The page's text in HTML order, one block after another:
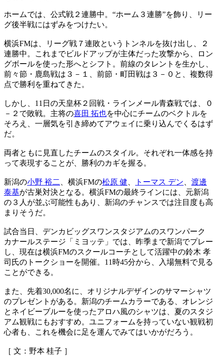
ホームでは、公式戦２連勝中。“ホーム３連勝”を飾り、リー
グ後半戦にはずみをつけたい。
横浜FMは、リーグ戦７連敗というトンネルを抜け出し、２
連勝中。これまでビルドアップが主体だった攻撃から、ロン
グボールを使った形へとシフト。前線のタレントを生かし、
前々節・鹿島戦は３－１、前節・町田戦は３－０と、複数得
点で勝利を重ねてきた。
しかし、11日の天皇杯２回戦・ラインメール青森戦では、０
－２で敗戦。主将の喜田 拓也を中心にチームのベクトルを
そろえ、一層気を引き締めてアウェイに乗り込んでくるはず
だ。
両者ともに見直したチームのスタイル。それぞれ一体感を持
って表現することが、勝利のカギを握る。
新潟の小野 裕二 、横浜FMの松原 健 トーマス デン
渡邊
泰基が古巣対決となる。横浜FMの最終ラインには、元新潟
の３人が並ぶ可能性もあり、新潟のチャンスでは注目度も高
まりそうだ。
試合当日、デンカビッグスワンスタジアムのスワンパーク
カナールステージ「ミヨッテ」では、昨季まで新潟でプレー
し、現在は横浜FMのスクールコーチとして活躍中の鈴木 孝
司氏のトークショーを開催。11時45分から、入場無料で見る
ことができる。
また、先着30,000名に、オリジナルデザインのサマーシャツ
のプレゼントがある。新潟のチームカラーである、オレンジ
とネイビーブルーを使ったアロハ風のシャツは、夏のスタジ
アム観戦にもおすすめ。ユニフォームを持っていない観戦初
心者も、これを機会に足を運んでみてはいかがだろう。
［ 文：野本 桂子 ］